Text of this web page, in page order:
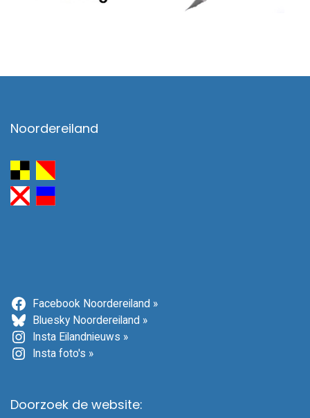
Noordereiland
Facebook Noordereiland »
Bluesky Noordereiland »
Insta Eilandnieuws »
Insta foto's »
Doorzoek de website: